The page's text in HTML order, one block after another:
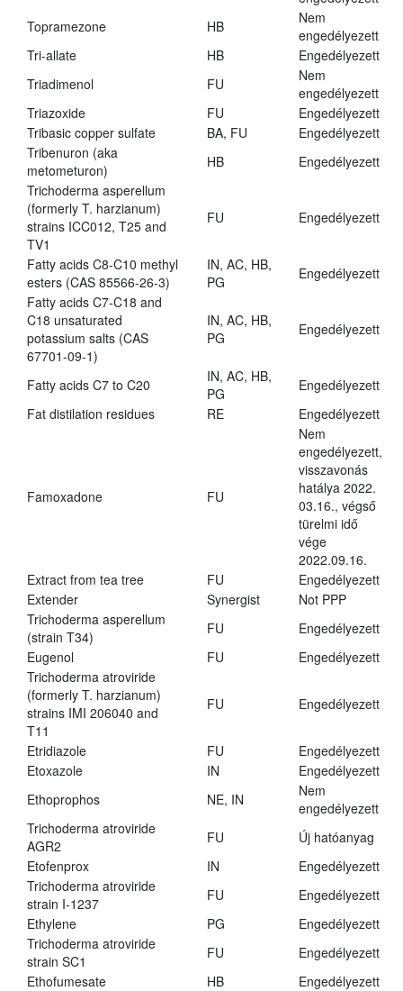
Topramezone
HB
Nem
engedélyezett
Tri-allate
HB
Engedélyezett
Triadimenol
FU
Nem
engedélyezett
Triazoxide
FU
Engedélyezett
Tribasic copper sulfate
BA, FU
Engedélyezett
Tribenuron (aka
metometuron)
HB
Engedélyezett
Trichoderma asperellum
(formerly T. harzianum)
strains ICC012, T25 and
TV1
FU Engedélyezett
Fatty acids C8-C10 methyl
esters (CAS 85566-26-3)
IN, AC, HB,
PG
Engedélyezett
Fatty acids C7-C18 and
C18 unsaturated
potassium salts (CAS
67701-09-1)
IN, AC, HB,
PG
Engedélyezett
Fatty acids C7 to C20
IN, AC, HB,
PG
Engedélyezett
Fat distilation residues
RE Engedélyezett
Famoxadone FU
Nem
engedélyezett,
visszavonás
hatálya 2022.
03.16., végső
türelmi idő
vége
2022.09.16.
Extract from tea tree
FU
Engedélyezett
Extender
Synergist
Not PPP
Trichoderma asperellum
(strain T34)
FU
Engedélyezett
Eugenol
FU
Engedélyezett
Trichoderma atroviride
(formerly T. harzianum)
strains IMI 206040 and
T11
FU Engedélyezett
Etridiazole FU
Engedélyezett
Etoxazole
IN
Engedélyezett
Ethoprophos
NE, IN
Nem
engedélyezett
Trichoderma atroviride
AGR2
FU
Új hatóanyag
Etofenprox
IN
Engedélyezett
Trichoderma atroviride
strain I-1237
FU
Engedélyezett
Ethylene
PG
Engedélyezett
Trichoderma atroviride
strain SC1
FU
Engedélyezett
Ethofumesate
HB
Engedélyezett